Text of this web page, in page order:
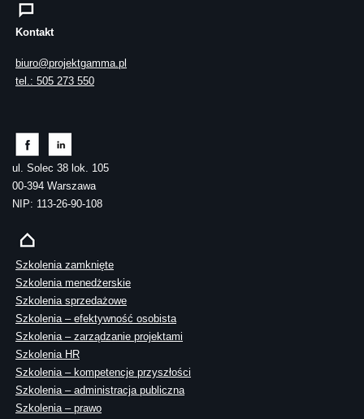
Kontakt
biuro@projektgamma.pl
tel.: 505 273 550
ul. Solec 38 lok. 105
00-394 Warszawa
NIP: 113-26-90-108
Szkolenia zamknięte
Szkolenia menedżerskie
Szkolenia sprzedażowe
Szkolenia – efektywność osobista
Szkolenia – zarządzanie projektami
Szkolenia HR
Szkolenia – kompetencje przyszłości
Szkolenia – administracja publiczna
Szkolenia – prawo